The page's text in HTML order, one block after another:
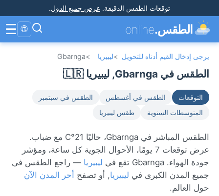
توقعات الطقس الدقيقة. عرض جميع الدول.
الطقس.online
🌐
☰
يرجى إدخال القيم أدناه للتحويل >ليبيريا >
Gbarnga
الطقس في Gbarnga, ليبيريا 🇱🇷
التوقعات الطقس في أغسطس
الطقس في سبتمبر
المتوسطات السنوية
طقس ليبيريا
الطقس المباشر في Gbarnga، حاليًا 21°C مع ضباب.
عرض توقعات 7 يومًا، الأحوال الجوية كل ساعة، ومؤشر
جودة الهواء. Gbarnga تقع في
ليبيريا — راجع الطقس في
جميع المدن الكبرى في ليبيريا, أو تصفح أحر المدن الآن
حول العالم.